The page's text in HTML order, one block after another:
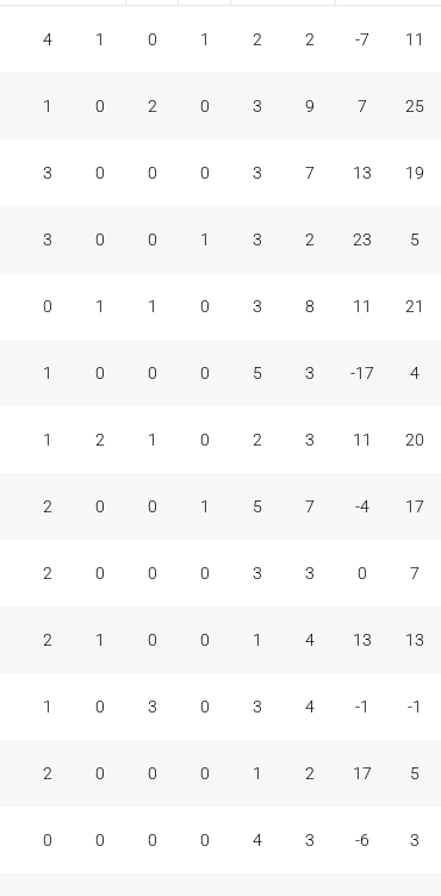
4 1 0 1 2 2 -7 11
1 0 2 0 3 9 7 25
3 0 0 0 3 7 13 19
3 0 0 1 3 2 23 5
0 1 1 0 3 8 11 21
1 0 0 0 5 3 -17 4
1 2 1 0 2 3 11 20
2 0 0 1 5 7 -4 17
2 0 0 0 3 3 0 7
2 1 0 0 1 4 13 13
1 0 3 0 3 4 -1 -1
2 0 0 0 1 2 17 5
0 0 0 0 4 3 -6 3